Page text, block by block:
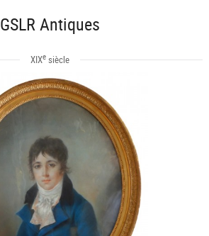
GSLR Antiques
XIXe siècle